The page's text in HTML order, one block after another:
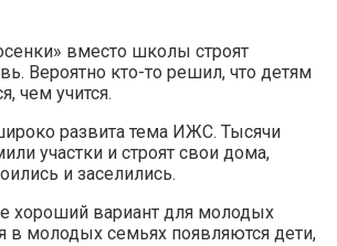
вместо школы строят
Вероятно кто-то решил, что детям
чем учится.
развита тема ИЖС. Тысячи
участки и строят свои дома,
и заселились.
хороший вариант для молодых
в молодых семьях появляются дети,